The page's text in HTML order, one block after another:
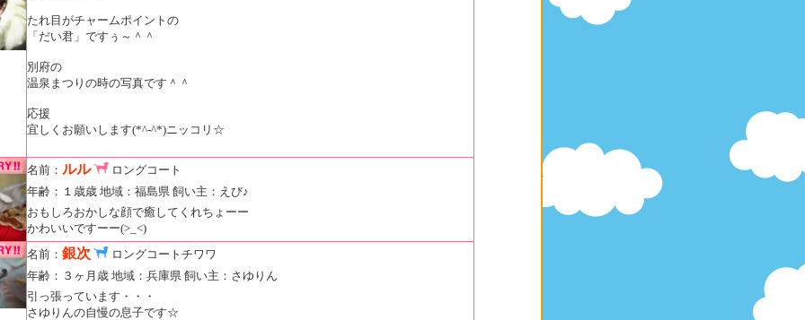
たれ目がチャームポイントの
「だい君」ですぅ～＾＾
別府の
温泉まつりの時の写真です＾＾
応援
宜しくお願いします(*^-^*)ニッコリ☆
名前： ルル
ロングコート
年齢：１歳歳 地域：福島県 飼い主：えび♪
おもしろおかしな顔で癒してくれちょーー
かわいいですーー(>_<)
名前： 銀次
ロングコートチワワ
年齢：３ヶ月歳 地域：兵庫県 飼い主：さゆりん
引っ張っています・・・
さゆりんの自慢の息子です☆